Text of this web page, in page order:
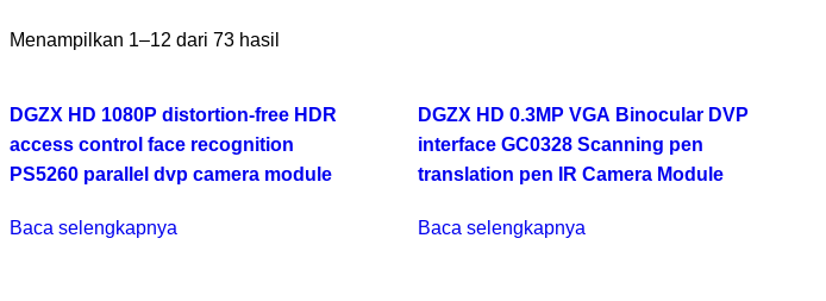
Menampilkan 1–12 dari 73 hasil
DGZX HD 1080P distortion-free HDR
access control face recognition
PS5260 parallel dvp camera module
Baca selengkapnya
DGZX HD 0.3MP VGA Binocular DVP
interface GC0328 Scanning pen
translation pen IR Camera Module
Baca selengkapnya